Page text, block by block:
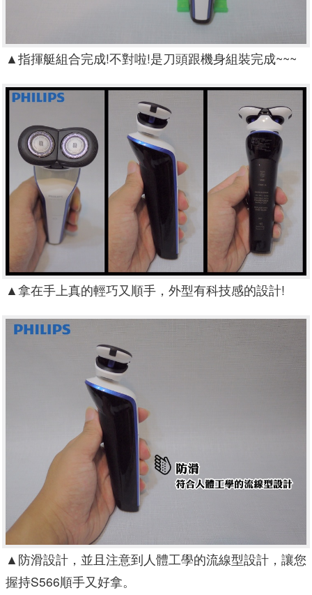
▲指揮艇組合完成!不對啦!是刀頭跟機身組裝完成~~~
▲拿在手上真的輕巧又順手，外型有科技感的設計!
▲ 防滑設計，並且注意到人體工學的流線型設計，讓您
握持S566順手又好拿。